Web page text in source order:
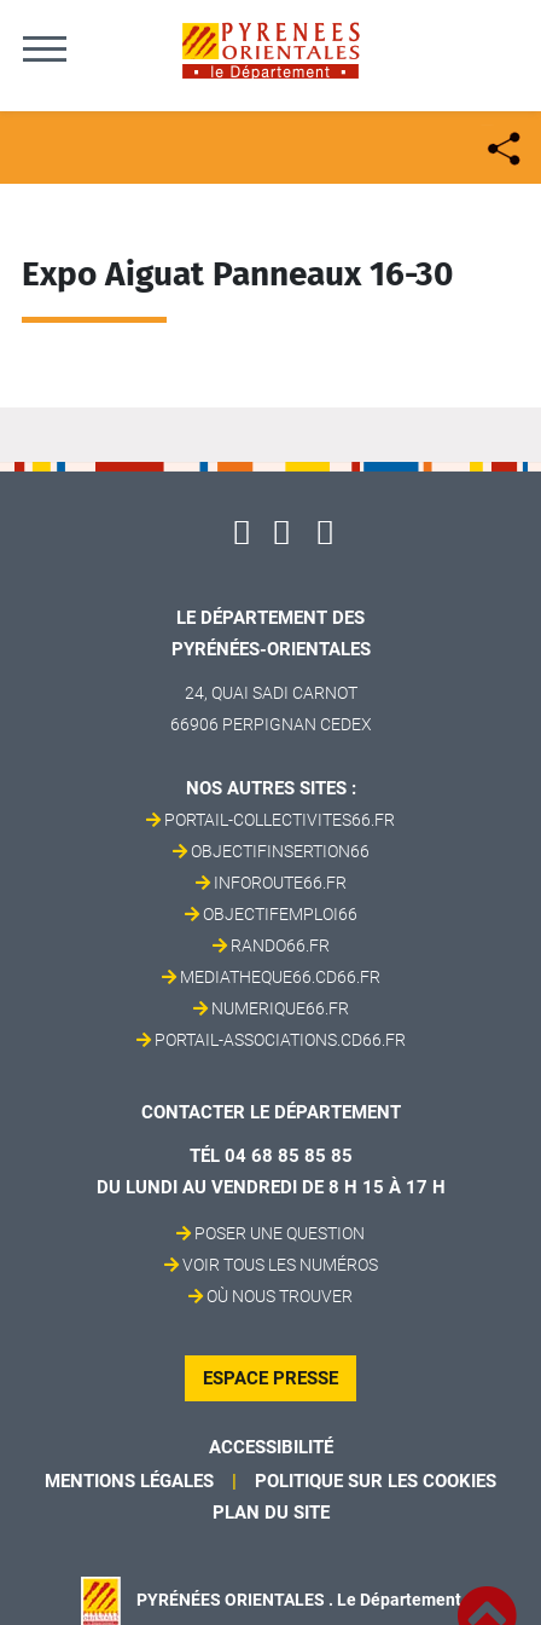
Expo Aiguat Panneaux 16-30
LE DÉPARTEMENT DES
PYRÉNÉES-ORIENTALES
24, QUAI SADI CARNOT
66906 PERPIGNAN CEDEX
NOS AUTRES SITES :
PORTAIL-COLLECTIVITES66.FR
OBJECTIFINSERTION66
INFOROUTE66.FR
OBJECTIFEMPLOI66
RANDO66.FR
MEDIATHEQUE66.CD66.FR
NUMERIQUE66.FR
PORTAIL-ASSOCIATIONS.CD66.FR
CONTACTER LE DÉPARTEMENT
TÉL 04 68 85 85 85
DU LUNDI AU VENDREDI DE 8 H 15 À 17 H
POSER UNE QUESTION
VOIR TOUS LES NUMÉROS
OÙ NOUS TROUVER
ESPACE PRESSE
ACCESSIBILITÉ
MENTIONS LÉGALES
POLITIQUE SUR LES COOKIES
PLAN DU SITE
PYRÉNÉES ORIENTALES . Le Département